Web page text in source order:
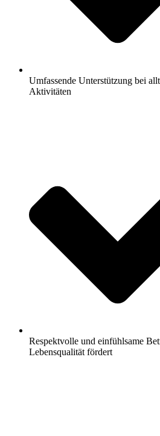
Umfassende Unterstützung bei
Aktivitäten
Respektvolle und einfühlsame
Lebensqualität fördert